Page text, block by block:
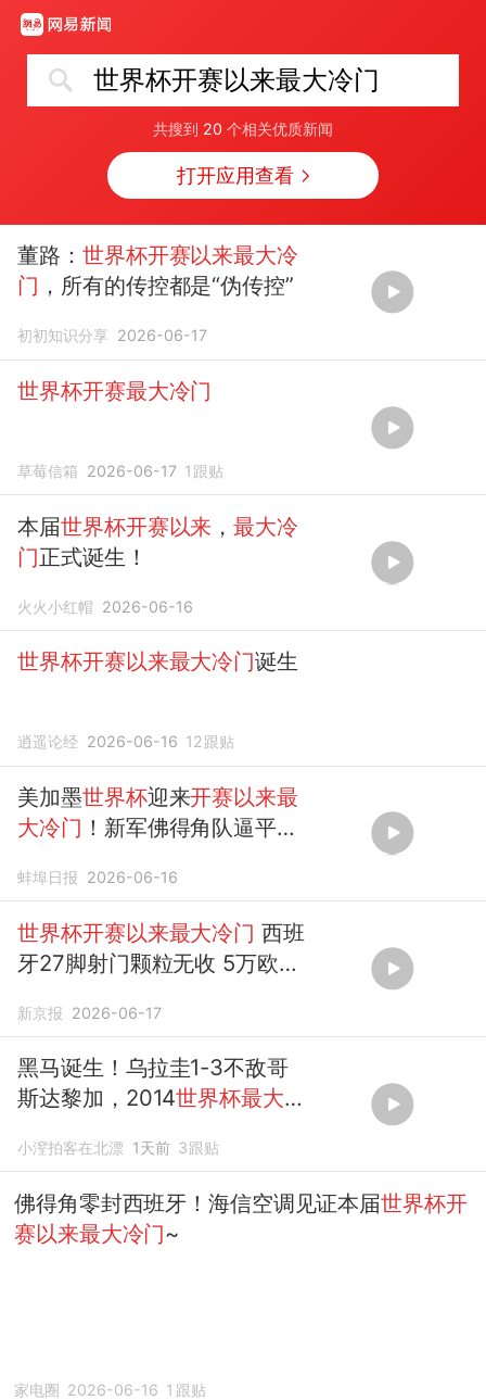
世界杯开赛以来最大冷门
共搜到 20 个相关优质新闻
打开应用查看
董路：世界杯开赛以来最大冷
门 ，所有的传控都是“伪传控”
初初知识分享 2026-06-17
世界杯开赛最大冷门
草莓信箱 2026-06-17 1 跟贴
本届世界杯开赛以来 ，最大冷
门正式诞生！
火火小红帽 2026-06-16
世界杯开赛以来最大冷门诞生
逍遥论经 2026-06-16 12跟贴
美加墨世界杯迎来开赛以来最
大冷门 ！新军佛得角队逼平夺
蚌埠日报 2026-06-16
世界杯开赛以来最大冷门 西班
牙27脚射门颗粒无收 5万欧身
新京报 2026-06-17
黑马诞生！乌拉圭1-3不敌哥
斯达黎加，2014世界杯最大冷
小潌拍客在北漂 1天前 3跟贴
佛得角零封西班牙！海信空调见证本届世界杯开
赛以来最大冷门~
家电圈 2026-06-16 1 跟贴